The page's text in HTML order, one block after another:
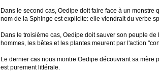
Dans le second cas, Oedipe doit faire face à un
nom de la Sphinge est explicite: elle viendrait du verbe
Dans le troisième cas, Oedipe doit sauver son peuple
hommes, les bêtes et les plantes meurent par l'action
Le dernier cas nous montre Oedipe découvrant sa
est purement littérale.